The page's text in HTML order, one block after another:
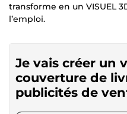
transforme en un VISUEL
l’emploi.
Je vais créer un
couverture de
publicités de